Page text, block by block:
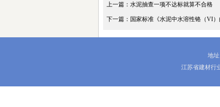
上一篇：水泥抽查一项不达标就算不合格
下一篇：国家标准《水泥中水溶性铬（VI
地
江苏省建材行